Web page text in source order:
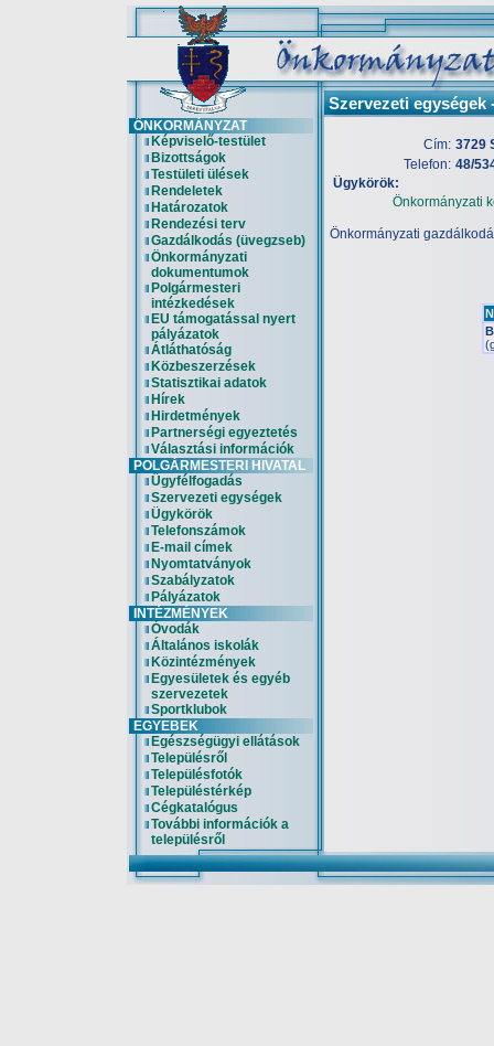
Szervezeti egységek
ÖNKORMÁNYZAT
Képviselő-testület
Bizottságok
Testületi ülések
Rendeletek
Határozatok
Rendezési terv
Gazdálkodás (üvegzseb)
Önkormányzati
dokumentumok
Polgármesteri
intézkedések
EU támogatással nyert
pályázatok
Átláthatóság
Közbeszerzések
Statisztikai adatok
Hírek
Hirdetmények
Partnerségi egyeztetés
Választási információk
POLGÁRMESTERI HIVATAL
Ügyfélfogadás
Szervezeti egységek
Ügykörök
Telefonszámok
E-mail címek
Nyomtatványok
Szabályzatok
Pályázatok
INTÉZMÉNYEK
Óvodák
Általános iskolák
Közintézmények
Egyesületek és egyéb
szervezetek
Sportklubok
EGYEBEK
Egészségügyi ellátások
Településről
Településfotók
Településtérkép
Cégkatalógus
További információk a
településről
Cím: 3729
Telefon: 48/
Ügykörök:
Önkormányzati
Önkormányzati